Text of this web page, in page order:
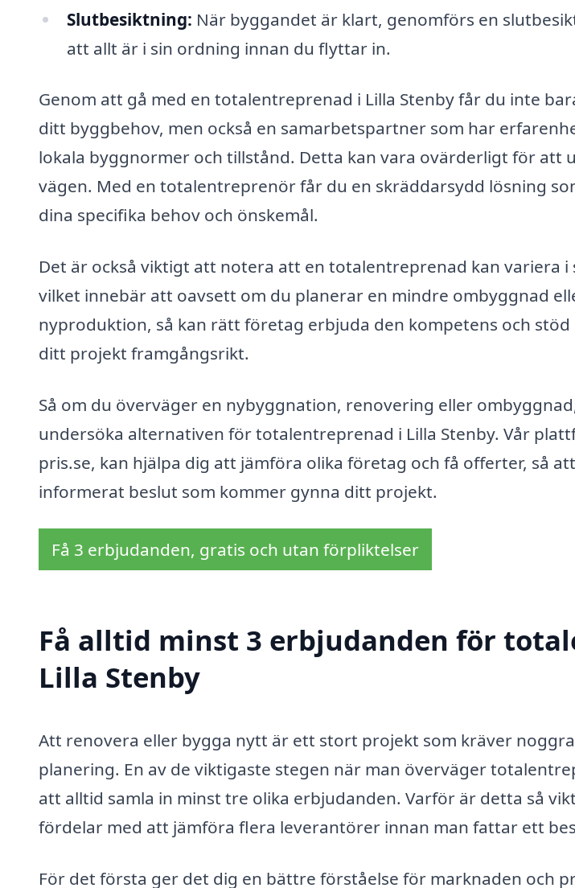
Slutbesiktning: När byggandet är klart, genomförs en
att allt är i sin ordning innan du flyttar in.
Genom att gå med en totalentreprenad i Lilla Stenby får du inte
ditt byggbehov, men också en samarbetspartner som har
lokala byggnormer och tillstånd. Detta kan vara ovärderligt för att
vägen. Med en totalentreprenör får du en skräddarsydd lösning
dina specifika behov och önskemål.
Det är också viktigt att notera att en totalentreprenad kan variera
vilket innebär att oavsett om du planerar en mindre ombyggnad
nyproduktion, så kan rätt företag erbjuda den kompetens och
ditt projekt framgångsrikt.
Så om du överväger en nybyggnation, renovering eller
undersöka alternativen för totalentreprenad i Lilla Stenby. Vår
pris.se, kan hjälpa dig att jämföra olika företag och få offerter, så
informerat beslut som kommer gynna ditt projekt.
Få 3 erbjudanden, gratis och utan förpliktelser
Få alltid minst 3 erbjudanden för
Lilla Stenby
Att renovera eller bygga nytt är ett stort projekt som kräver
planering. En av de viktigaste stegen när man överväger
att alltid samla in minst tre olika erbjudanden. Varför är detta så
fördelar med att jämföra flera leverantörer innan man fattar ett
För det första ger det dig en bättre förståelse för marknaden och